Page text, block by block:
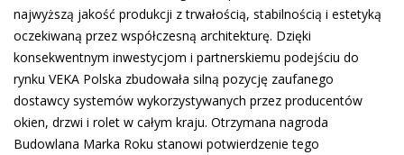
najwyższą jakość produkcji z trwałością, stabilnością i estetyką
oczekiwaną przez współczesną architekturę. Dzięki
konsekwentnym inwestycjom i partnerskiemu podejściu do
rynku VEKA Polska zbudowała silną pozycję zaufanego
dostawcy systemów wykorzystywanych przez producentów
okien, drzwi i rolet w całym kraju. Otrzymana nagroda
Budowlana Marka Roku stanowi potwierdzenie tego